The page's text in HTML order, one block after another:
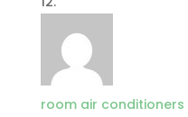
room air conditioners